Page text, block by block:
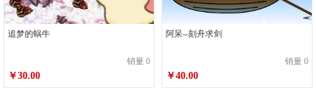
追梦的蜗牛
销量 0
￥30.00
阿呆--刻舟求剑
销量 0
￥40.00